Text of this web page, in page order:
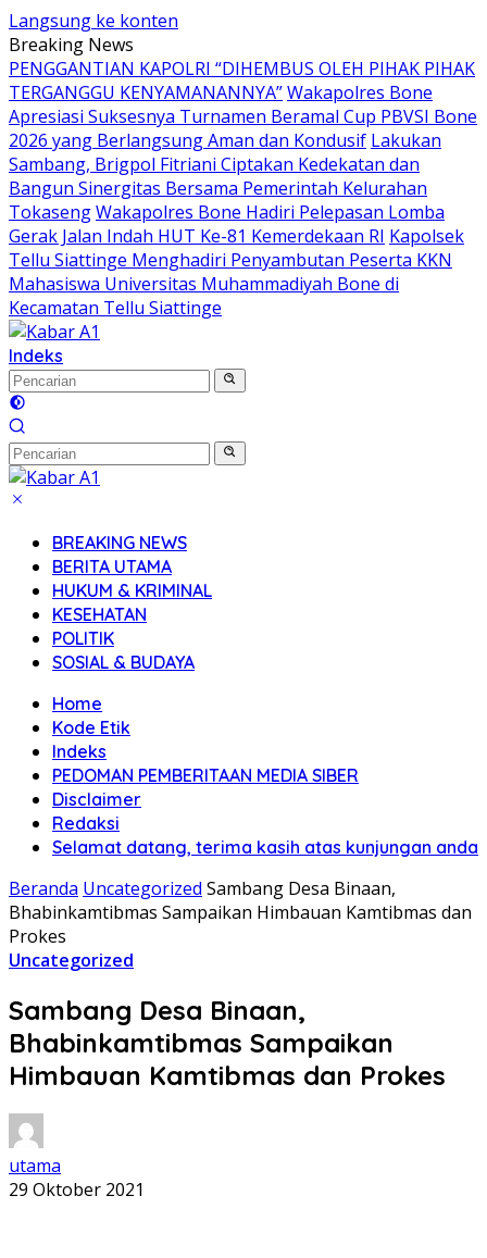
Langsung ke konten
Breaking News
PENGGANTIAN KAPOLRI “DIHEMBUS OLEH PIHAK PIHAK
TERGANGGU KENYAMANANNYA”Wakapolres Bone
Apresiasi Suksesnya Turnamen Beramal Cup PBVSI Bone
2026 yang Berlangsung Aman dan Kondusif Lakukan
Sambang, Brigpol Fitriani Ciptakan Kedekatan dan
Bangun Sinergitas Bersama Pemerintah Kelurahan
TokasengWakapolres Bone Hadiri Pelepasan Lomba
Gerak Jalan Indah HUT Ke-81 Kemerdekaan RI Kapolsek
Tellu Siattinge Menghadiri Penyambutan Peserta KKN
Mahasiswa Universitas Muhammadiyah Bone di
Kecamatan Tellu Siattinge
Indeks
BREAKING NEWS
BERITA UTAMA
HUKUM & KRIMINAL
KESEHATAN
POLITIK
SOSIAL & BUDAYA
Home
Kode Etik
Indeks
PEDOMAN PEMBERITAAN MEDIA SIBER
Disclaimer
Redaksi
Selamat datang, terima kasih atas kunjungan anda
Beranda Uncategorized Sambang Desa Binaan,
Bhabinkamtibmas Sampaikan Himbauan Kamtibmas dan
Prokes
Uncategorized
Sambang Desa Binaan,
Bhabinkamtibmas Sampaikan
Himbauan Kamtibmas dan Prokes
utama
29 Oktober 2021